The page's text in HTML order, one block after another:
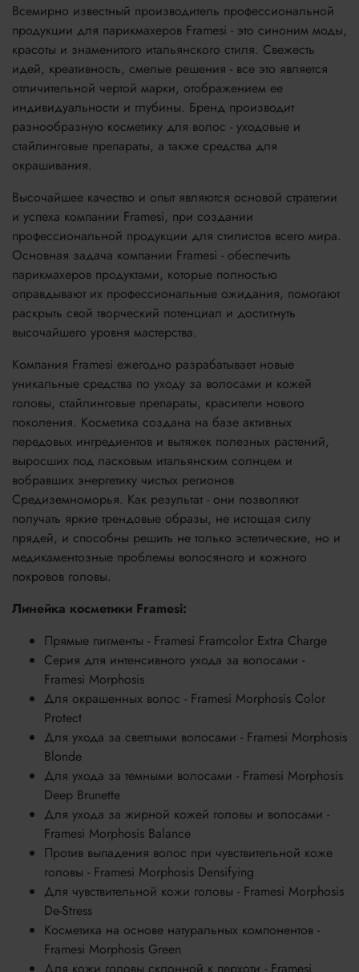
Всемирно известный производитель профессиональной
продукции для парикмахеров Framesi - это синоним моды,
красоты и знаменитого итальянского стиля. Свежесть
идей, креативность, смелые решения - все это является
отличительной чертой марки, отображением ее
индивидуальности и глубины. Бренд производит
разнообразную косметику для волос - уходовые и
стайлинговые препараты, а также средства для
окрашивания.
Высочайшее качество и опыт являются основой стратегии
и успеха компании Framesi, при создании
профессиональной продукции для стилистов всего мира.
Основная задача компании Framesi - обеспечить
парикмахеров продуктами, которые полностью
оправдывают их профессиональные ожидания, помогают
раскрыть свой творческий потенциал и достигнуть
высочайшего уровня мастерства.
Компания Framesi ежегодно разрабатывает новые
уникальные средства по уходу за волосами и кожей
головы, стайлинговые препараты, красители нового
поколения. Косметика создана на базе активных
передовых ингредиентов и вытяжек полезных растений,
выросших под ласковым итальянским солнцем и
вобравших энергетику чистых регионов
Средиземноморья. Как результат - они позволяют
получать яркие трендовые образы, не истощая силу
прядей, и способны решить не только эстетические, но и
медикаментозные проблемы волосяного и кожного
покровов головы.
Линейка косметики Framesi:
Прямые пигменты - Framesi Framcolor Extra Charge
Серия для интенсивного ухода за волосами -
Framesi Morphosis
Для окрашенных волос - Framesi Morphosis Color
Protect
Для ухода за светлыми волосами - Framesi Morphosis
Blonde
Для ухода за темными волосами - Framesi Morphosis
Deep Brunette
Для ухода за жирной кожей головы и волосами -
Framesi Morphosis Balance
Против выпадения волос при чувствительной коже
головы - Framesi Morphosis Densifying
Для чувствительной кожи головы - Framesi Morphosis
De-Stress
Косметика на основе натуральных компонентов -
Framesi Morphosis Green
Для кожи головы склонной к перхоти - Framesi